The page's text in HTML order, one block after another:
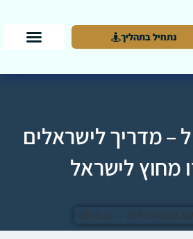
נתחיל בתהליך
– מדריך לישראלים
מחוץ לישראל